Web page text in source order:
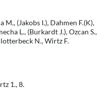
M., (Jakobs I.), Dahmen F.(K),
L., (Burkardt J.), Ozcan S.,
N., Wirtz F.
1., 8.